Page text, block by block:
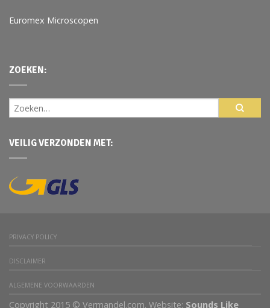
Euromex Microscopen
ZOEKEN:
VEILIG VERZONDEN MET:
PRIVACY POLICY
DISCLAIMER
ALGEMENE VOORWAARDEN
Copyright 2015 © Vermandel.com. Website: Sounds Like